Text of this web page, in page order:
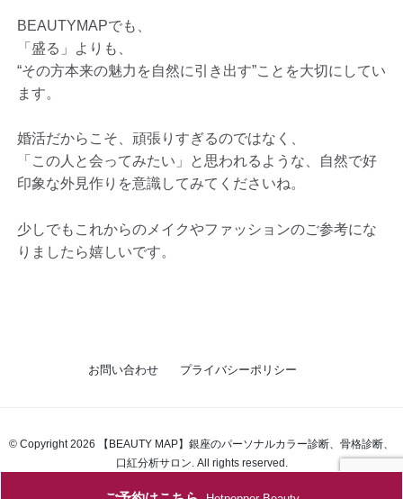
BEAUTYMAPでも、
「盛る」よりも、
“その方本来の魅力を自然に引き出す”ことを大切にしてい
ます。
婚活だからこそ、頑張りすぎるのではなく、
「この人と会ってみたい」と思われるような、自然で好
印象な外見作りを意識してみてくださいね。
少しでもこれからのメイクやファッションのご参考にな
りましたら嬉しいです。
お問い合わせ プライバシーポリシー
© Copyright 2026 【BEAUTY MAP】銀座のパーソナルカラー診断、骨格診断、
口紅分析サロン. All rights reserved.